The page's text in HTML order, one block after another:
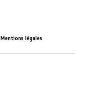
Mentions légales